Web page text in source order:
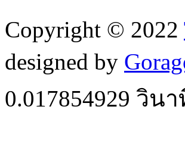
Copyright © 2022
designed by
0.017854929 วินา